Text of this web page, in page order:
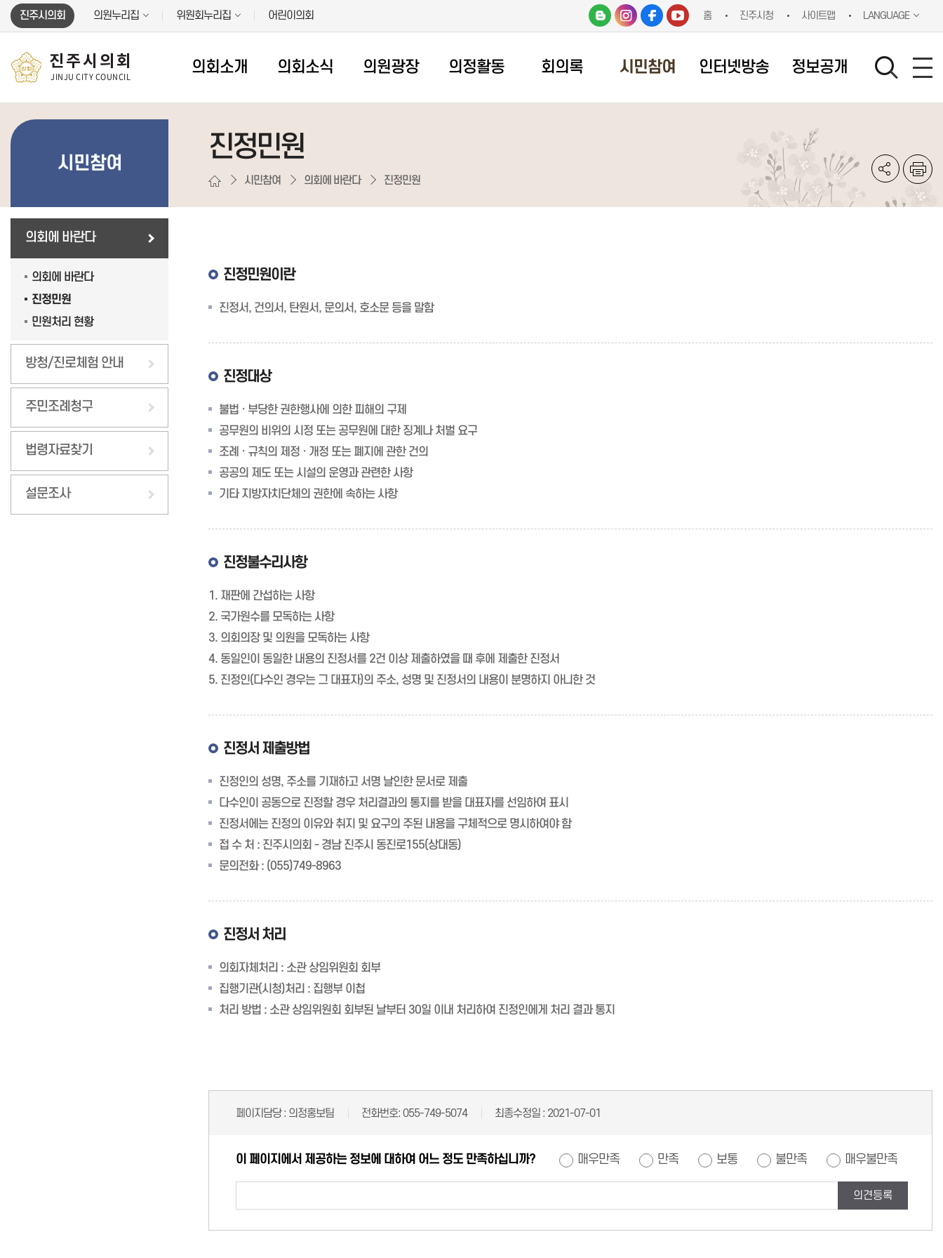
본문바로가기
진주시의회 의원누리집 위원회누리집 어린이의회 홈 진주시청 사이트맵 LANGUAGE
진주시의회
JINJU CITY COUNCIL
의회소개 의회소식 의원광장 의정활동 회의록 시민참여 인터넷방송 정보공개
시민참여
의회에 바란다
의회에 바란다
진정민원
민원처리 현황
방청/진로체험 안내
주민조례청구
법령자료찾기
설문조사
진정민원
시민참여 의회에 바란다 진정민원
진정민원이란
진정서, 건의서, 탄원서, 문의서, 호소문 등을 말함
진정대상
불법 · 부당한 권한행사에 의한 피해의 구제
공무원의 비위의 시정 또는 공무원에 대한 징계나 처벌 요구
조례 · 규칙의 제정 · 개정 또는 폐지에 관한 건의
공공의 제도 또는 시설의 운영과 관련한 사항
기타 지방자치단체의 권한에 속하는 사항
진정불수리사항
1. 재판에 간섭하는 사항
2. 국가원수를 모독하는 사항
3. 의회의장 및 의원을 모독하는 사항
4. 동일인이 동일한 내용의 진정서를 2건 이상 제출하였을 때 후에 제출한 진정서
5. 진정인(다수인 경우는 그 대표자)의 주소, 성명 및 진정서의 내용이 분명하지 아니한 것
진정서 제출방법
진정인의 성명, 주소를 기재하고 서명 날인한 문서로 제출
다수인이 공동으로 진정할 경우 처리결과의 통지를 받을 대표자를 선임하여 표시
진정서에는 진정의 이유와 취지 및 요구의 주된 내용을 구체적으로 명시하여야 함
접 수 처 : 진주시의회 - 경남 진주시 동진로155(상대동)
문의전화 : (055)749-8963
진정서 처리
의회자체처리 : 소관 상임위원회 회부
집행기관(시청)처리 : 집행부 이첩
처리 방법 : 소관 상임위원회 회부된 날부터 30일 이내 처리하여 진정인에게 처리 결과 통지
페이지담당 : 의정홍보팀 전화번호: 055-749-5074 최종수정일 : 2021-07-01
이 페이지에서 제공하는 정보에 대하여 어느 정도 만족하십니까? 매우만족 만족 보통 불만족 매우불만족
의견등록